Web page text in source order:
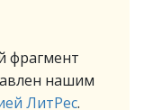
фрагмент
нашим
ЛитРес.